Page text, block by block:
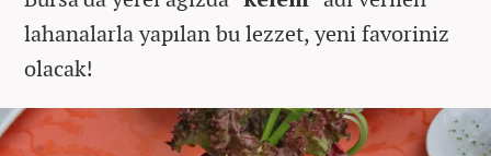
lahanalarla yapılan bu lezzet, yeni favoriniz
olacak!